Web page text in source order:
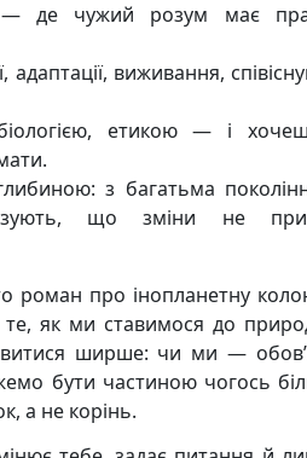
— де чужий розум має
виживання,
біологією, етикою — і
з багатьма
що зміни не
роман про інопланетну
як ми ставимося до
ширше: чи ми —
бути частиною чогось
а не корінь.